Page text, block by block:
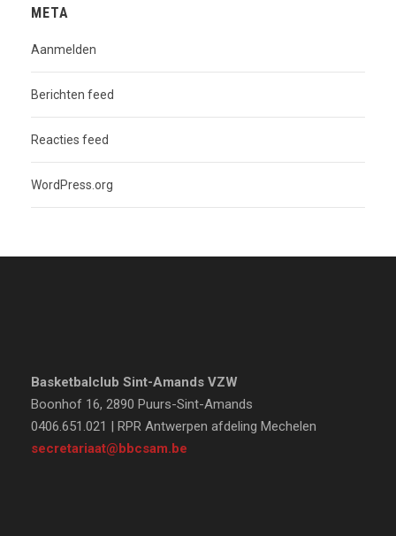
META
Aanmelden
Berichten feed
Reacties feed
WordPress.org
Basketbalclub Sint-Amands VZW
Boonhof 16, 2890 Puurs-Sint-Amands
0406.651.021 | RPR Antwerpen afdeling Mechelen
secretariaat@bbcsam.be